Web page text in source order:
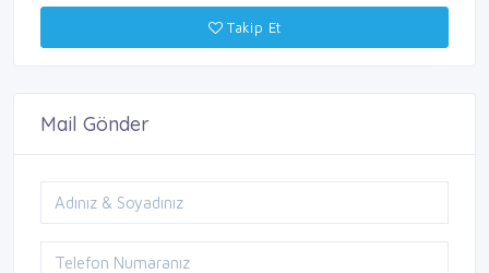
Takip Et
Mail Gönder